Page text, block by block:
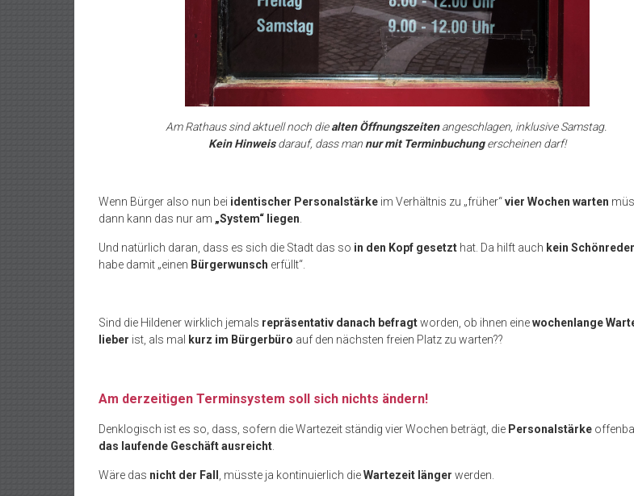
Am Rathaus sind aktuell noch diealten Öffnungszeitenangeschlagen, inklusive Samstag.
Kein Hinweisdarauf, dass man nur mit Terminbuchungerscheinen darf!
Wenn Bürger also nun bei identischer Personalstärke im Verhältnis zu „früher“vier Wochen warten
dann kann das nur am „System“ liegen
Und natürlich daran, dass es sich die Stadt das so in den Kopf gesetzt hat. Da hilft auch kein
habe damit „einen Bürgerwunsch erfüllt“.
Sind die Hildener wirklich jemals repräsentativ danach befragtworden, ob ihnen einewochenlange
lieber ist, als mal kurz im Bürgerbüro auf den nächsten freien Platz zu warten??
Am derzeitigen Terminsystem soll sich nichts ändern!
Denklogisch ist es so, dass, sofern die Wartezeit ständig vier Wochen beträgt, die Personalstärke
das laufende Geschäft ausreicht
Wäre das nicht der Fall , müsste ja kontinuierlich dieWartezeit länger werden.